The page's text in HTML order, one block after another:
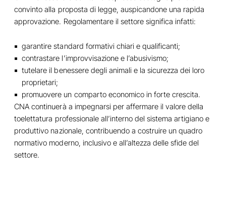
convinto alla proposta di legge, auspicandone una rapida
approvazione. Regolamentare il settore significa infatti:
garantire standard formativi chiari e qualificanti;
contrastare l’improvvisazione e l’abusivismo;
tutelare il benessere degli animali e la sicurezza dei loro
proprietari;
promuovere un comparto economico in forte crescita.
CNA continuerà a impegnarsi per affermare il valore della
toelettatura professionale all’interno del sistema artigiano e
produttivo nazionale, contribuendo a costruire un quadro
normativo moderno, inclusivo e all’altezza delle sfide del
settore.